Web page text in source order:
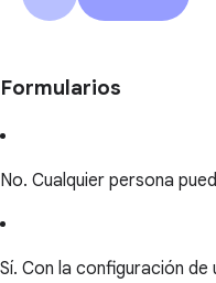
Formularios
No. Cualquier persona
Sí. Con la configuración